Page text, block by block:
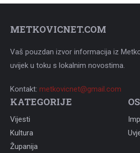
METKOVICNET.COM
Vaš pouzdan izvor informacija iz
uvijek u toku s lokalnim novostima.
Kontakt: metkovicnet@gmail.com
KATEGORIJE
Vijesti
Kultura
Županija